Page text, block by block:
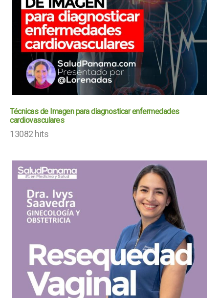
Técnicas de Imagen para diagnosticar enfermedades
cardiovasculares
13082 hits